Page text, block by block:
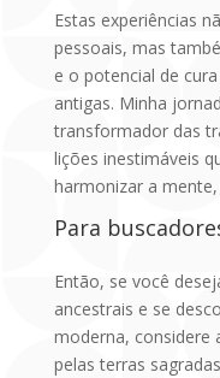
Estas experiências
pessoais, mas
e o potencial de
antigas. Minha
transformador das
lições inestimáveis
harmonizar a
Para
Então, se você
ancestrais e se
moderna, considere
pelas terras